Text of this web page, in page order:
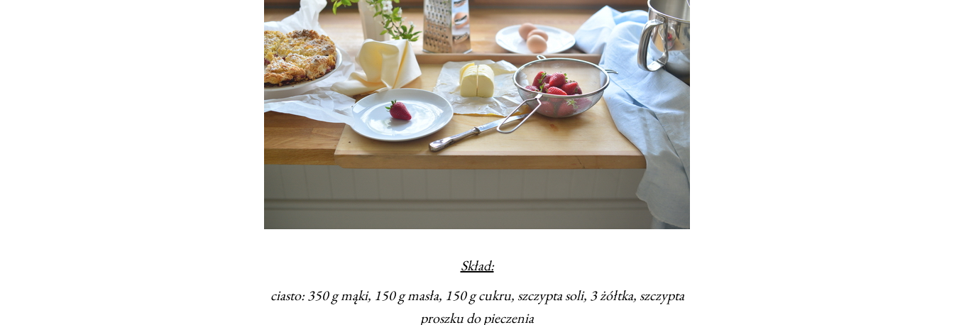
Skład:
ciasto: 350 g mąki, 150 g masła, 150 g cukru, szczypta soli, 3 żółtka, szczypta
proszku do pieczenia